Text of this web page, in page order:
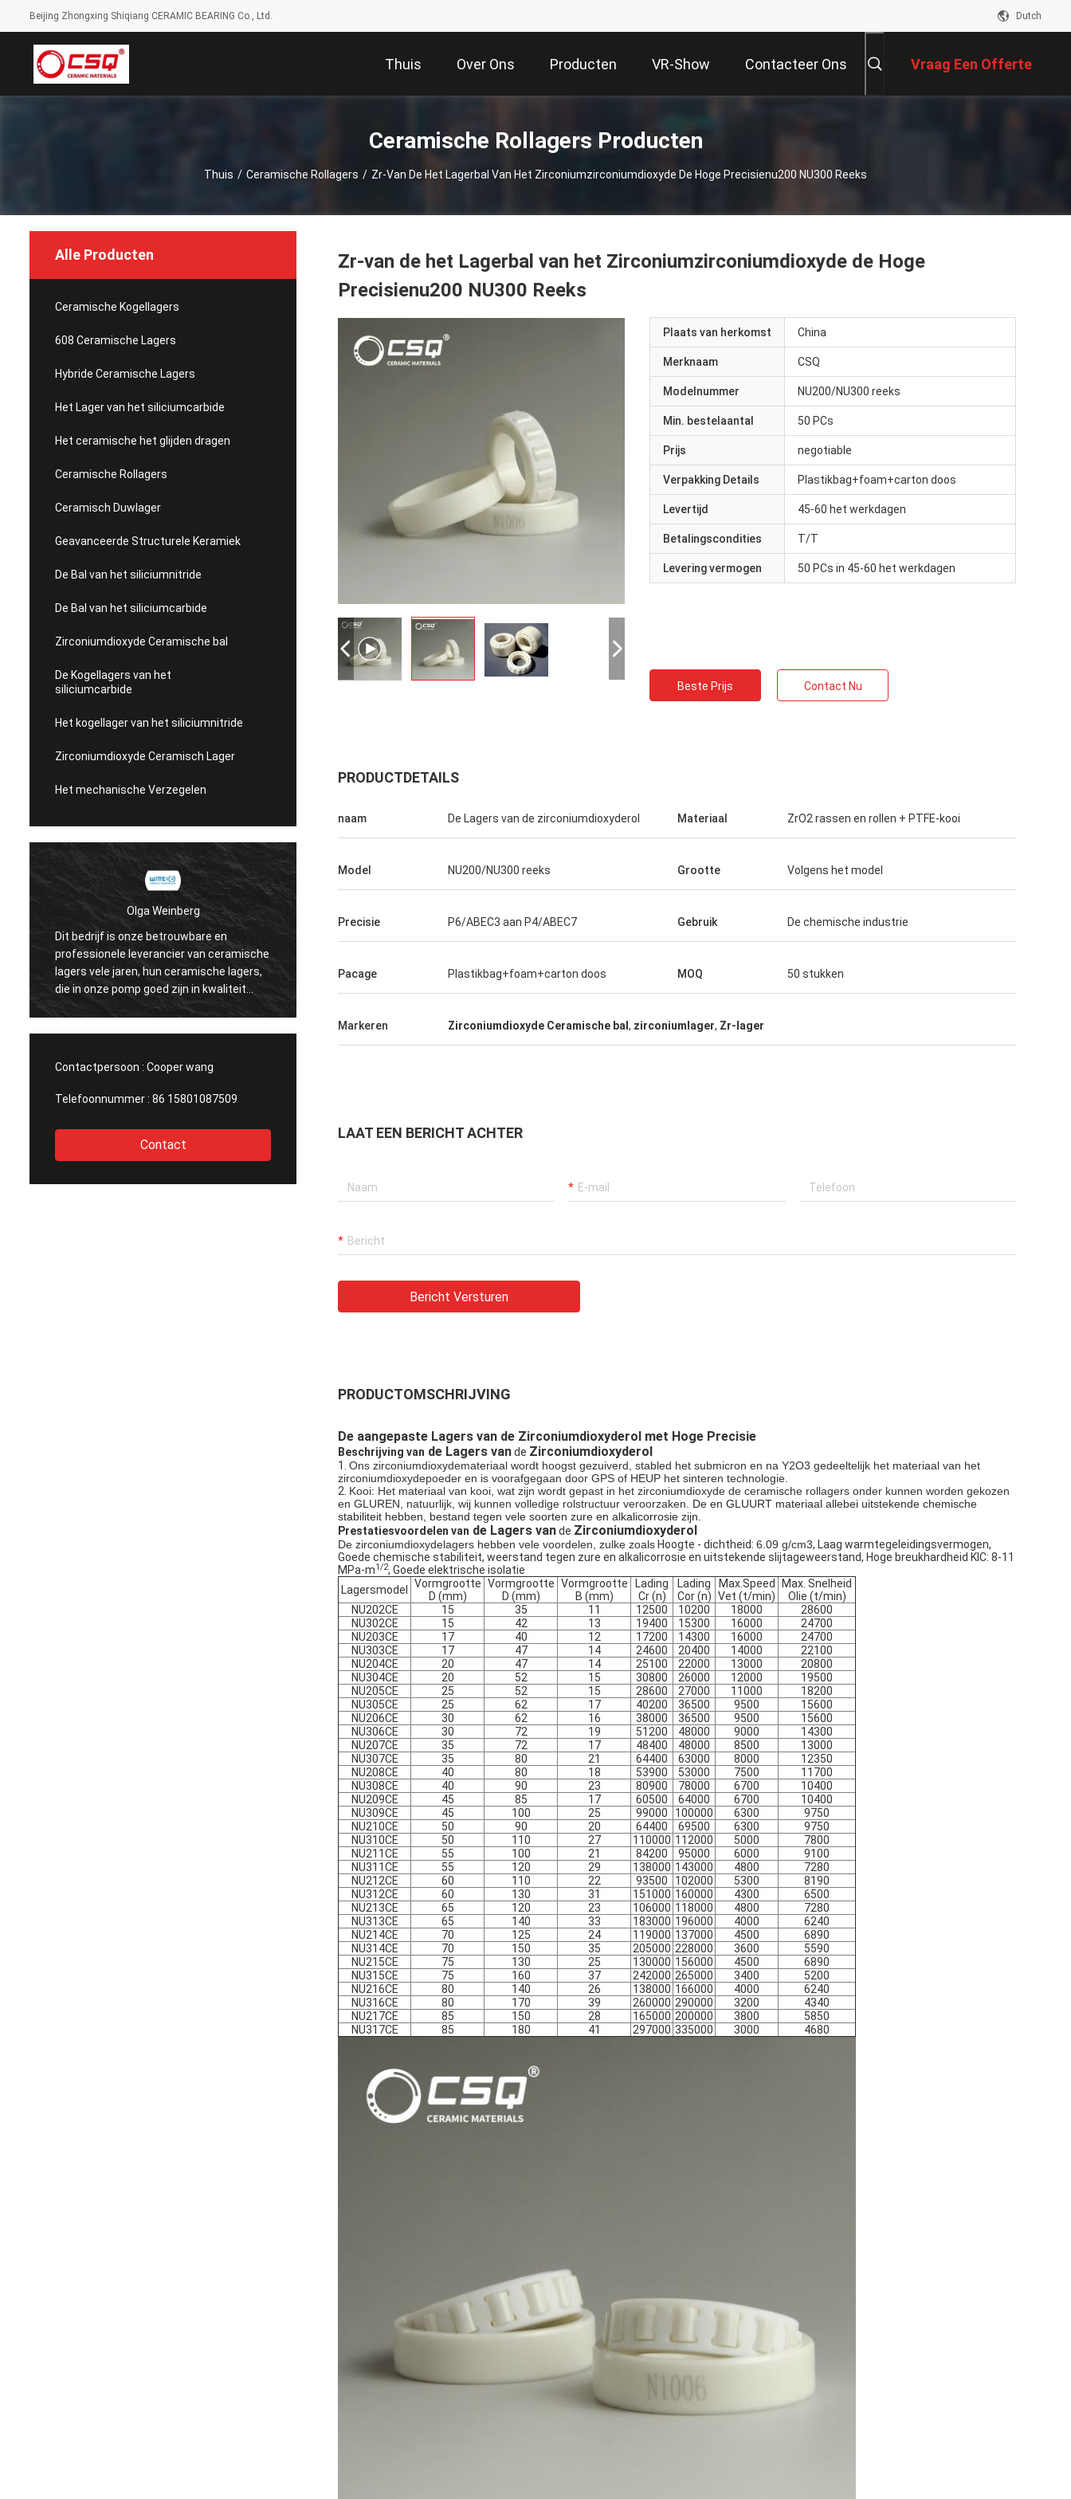
Beijing Zhongxing Shiqiang CERAMIC BEARING Co., Ltd. Dutch
Thuis Over Ons Producten VR-Show Contacteer Ons Vraag Een Offerte
Ceramische Rollagers Producten
Thuis / Ceramische Rollagers / Zr-Van De Het Lagerbal Van Het Zirconiumzirconiumdioxyde De Hoge Precisienu200 NU300 Reeks
Alle Producten
Ceramische Kogellagers
608 Ceramische Lagers
Hybride Ceramische Lagers
Het Lager van het siliciumcarbide
Het ceramische het glijden dragen
Ceramische Rollagers
Ceramisch Duwlager
Geavanceerde Structurele Keramiek
De Bal van het siliciumnitride
De Bal van het siliciumcarbide
Zirconiumdioxyde Ceramische bal
De Kogellagers van het
siliciumcarbide
Het kogellager van het siliciumnitride
Zirconiumdioxyde Ceramisch Lager
Het mechanische Verzegelen
Olga Weinberg
Dit bedrijf is onze betrouwbare en
professionele leverancier van ceramische
lagers vele jaren, hun ceramische lagers,
die in onze pomp goed zijn in kwaliteit
worden gebruikt.
Roberta
Hun ceramische lagers zijn van hoge
hebben samenwerking vele jaren.
Contactpersoon : Cooper wang
Telefoonnummer : 86 15801087509
Contact
Zr-van de het Lagerbal van het Zirconiumzirconiumdioxyde de Hoge
Precisienu200 NU300 Reeks
Plaats van herkomst China
Merknaam CSQ
Modelnummer NU200/NU300 reeks
Min. bestelaantal 50 PCs
Prijs negotiable
Verpakking Details Plastikbag+foam+carton doos
Levertijd 45-60 het werkdagen
Betalingscondities T/T
Levering vermogen 50 PCs in 45-60 het werkdagen
Beste Prijs Contact Nu
PRODUCTDETAILS
naam De Lagers van de zirconiumdioxyderol Materiaal ZrO2 rassen en rollen + PTFE-kooi
Model NU200/NU300 reeks Grootte Volgens het model
Precisie P6/ABEC3 aan P4/ABEC7 Gebruik De chemische industrie
Pacage Plastikbag+foam+carton doos MOQ 50 stukken
Markeren Zirconiumdioxyde Ceramische bal , zirconiumlager, Zr-lager
LAAT EEN BERICHT ACHTER
Bericht Versturen
PRODUCTOMSCHRIJVING
De aangepaste Lagers van de Zirconiumdioxyderol met Hoge Precisie
Beschrijving van de Lagers vande Zirconiumdioxyderol
1. Ons zirconiumdioxydemateriaal wordt hoogst gezuiverd, stabled het submicron en na Y2O3 gedeeltelijk het materiaal van het
zirconiumdioxydepoeder en is voorafgegaan door GPS of HEUP het sinteren technologie.
2. Kooi: Het materiaal van kooi, wat zijn wordt gepast in het zirconiumdioxyde de ceramische rollagers onder kunnen worden gekozen
en GLUREN, natuurlijk, wij kunnen volledige rolstructuur veroorzaken. De en GLUURT materiaal allebei uitstekende chemische
stabiliteit hebben, bestand tegen vele soorten zure en alkalicorrosie zijn.
Prestatiesvoordelen van de Lagers vande Zirconiumdioxyderol
De zirconiumdioxydelagers hebben vele voordelen, zulke zoals Hoogte - dichtheid: 6.09 g/cm3, Laag warmtegeleidingsvermogen,
Goede chemische stabiliteit, weerstand tegen zure en alkalicorrosie en uitstekende slijtageweerstand, Hoge breukhardheid KIC: 8-11
MPa-m1/2, Goede elektrische isolatie
Lagersmodel
Vormgrootte
D (mm)
Vormgrootte
D (mm)
Vormgrootte
B (mm)
Lading
Cr (n)
Lading
Cor (n)
Max.Speed
Vet (t/min)
Max. Snelheid
Olie (t/min)
NU202CE
15 35 11 12500 10200 18000
28600
NU302CE
15 42 13 19400 15300 16000
24700
NU203CE
17 40 12 17200 14300 16000
24700
NU303CE
17 47 14 24600 20400 14000
22100
NU204CE
20 47 14 25100 22000 13000
20800
NU304CE
20 52 15 30800 26000 12000
19500
NU205CE
25 52 15 28600 27000 11000
18200
NU305CE
25 62 17 40200 36500 9500
15600
NU206CE
30 62 16 38000 36500 9500
15600
NU306CE
30 72 19 51200 48000 9000
14300
NU207CE
35 72 17 48400 48000 8500
13000
NU307CE
35 80 21 64400 63000 8000
12350
NU208CE
40 80 18 53900 53000 7500
11700
NU308CE
40 90 23 80900 78000 6700
10400
NU209CE
45 85 17 60500 64000 6700
10400
NU309CE
45 100 25 99000 100000 6300
9750
NU210CE
50 90 20 64400 69500 6300
9750
NU310CE
50 110 27 110000 112000 5000
7800
NU211CE
55 100 21 84200 95000 6000
9100
NU311CE
55 120 29 138000 143000 4800
7280
NU212CE
60 110 22 93500 102000 5300
8190
NU312CE
60 130 31 151000 160000 4300
6500
NU213CE
65 120 23 106000 118000 4800
7280
NU313CE
65 140 33 183000 196000 4000
6240
NU214CE
70 125 24 119000 137000 4500
6890
NU314CE
70 150 35 205000 228000 3600
5590
NU215CE
75 130 25 130000 156000 4500
6890
NU315CE
75 160 37 242000 265000 3400
5200
NU216CE
80 140 26 138000 166000 4000
6240
NU316CE
80 170 39 260000 290000 3200
4340
NU217CE
85 150 28 165000 200000 3800
5850
NU317CE
85 180 41 297000 335000 3000 4680